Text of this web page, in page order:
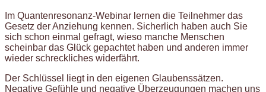
Im Quantenresonanz-Webinar lernen die Teilnehmer das
Gesetz der Anziehung kennen. Sicherlich haben auch Sie
sich schon einmal gefragt, wieso manche Menschen
scheinbar das Glück gepachtet haben und anderen immer
wieder schreckliches widerfährt.
Der Schlüssel liegt in den eigenen Glaubenssätzen.
Negative Gefühle und negative Überzeugungen machen uns